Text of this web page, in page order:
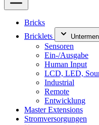
Bricks
Bricklets
Sensoren
Ein-/Ausgabe
Human Input
LCD, LED,
Industrial
Remote
Entwicklung
Master Extensions
Stromversorgungen